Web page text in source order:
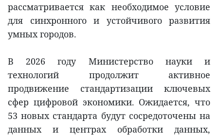
рассматривается как необходимое условие
для синхронного и устойчивого развития
умных городов.
В 2026 году Министерство науки и
технологий продолжит активное
продвижение стандартизации ключевых
сфер цифровой экономики. Ожидается, что
53 новых стандарта будут сосредоточены на
данных и центрах обработки данных,